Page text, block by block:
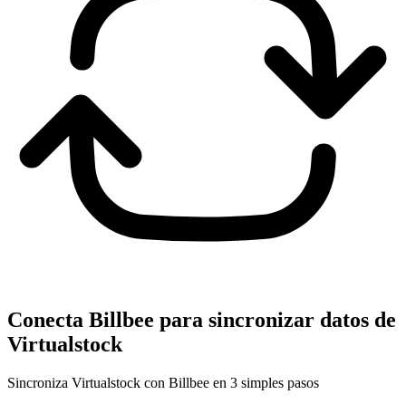
Conecta Billbee para sincronizar datos de
Virtualstock
Sincroniza Virtualstock con Billbee en 3 simples pasos